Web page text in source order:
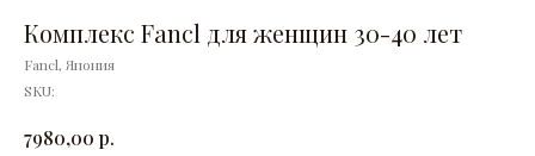
Комплекс Fancl для женщин 30-40 лет
Fancl, Япония
SKU:
7980,00 р.